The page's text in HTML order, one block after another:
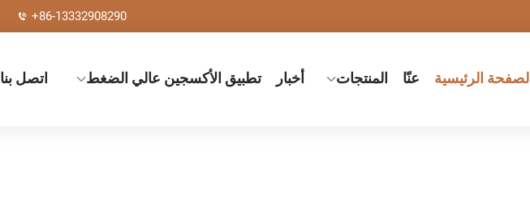
+86-13332908290
الصفحة الرئيسية عنّا المنتجات أخبار تطبيق الأكسجين عالي الضغط اتصل بنا